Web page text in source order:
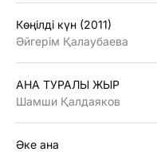
Көңiлдi күн (2011)
Әйгерiм Қалаубаева
АНА ТУРАЛЫ ЖЫР
Шамши Қалдаяков
Әке ана